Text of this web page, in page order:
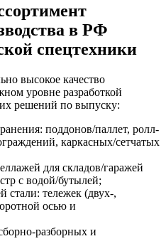
в РФ
спецтехники
высокое качество
уровне разработкой
решений по выпуску:
поддонов/паллет, ролл-
каркасных/сетчатых
для складов/гаражей
с водой/бутылей;
стали: тележек (двух-,
осью и
разборных и